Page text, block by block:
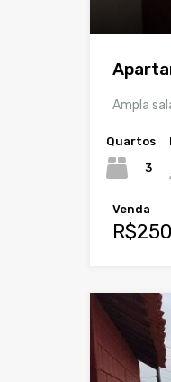
Ampla
Quartos
3
Venda